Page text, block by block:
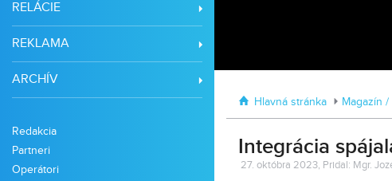
RELÁCIE
REKLAMA
ARCHÍV
Redakcia
Partneri
Operátori
Hlavná stránka Magazín
Integrácia
27. októbra 2023, Pridal: Mgr.